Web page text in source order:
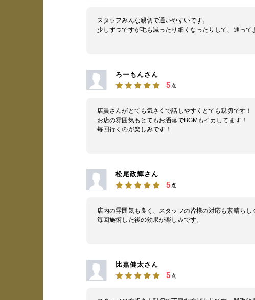
スタッフみんな親切で通いやすいです。
少しずつですが毛も減ったり細くなったりして、通って
ろーもんさん
5 点
店員さんがとても気さくで話しやすくとても親切です！
お店の雰囲気もとてもお洒落でBGMもイカしてます！
毎回行くのが楽しみです！
松尾政輝さん
5 点
店内の雰囲気も良く、スタッフの皆様の対応も素晴ら
毎回施術した後の効果が楽しみです。
比嘉健太さん
5 点